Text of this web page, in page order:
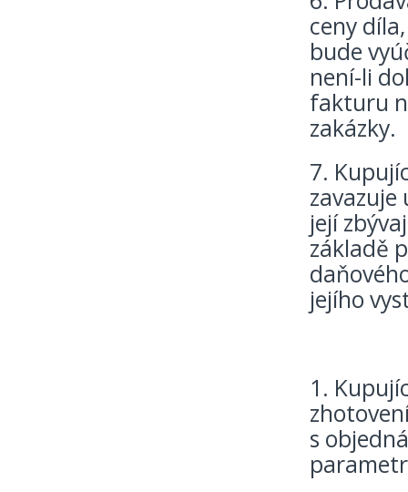
ceny
bude
není-li
fakturu
zakázky.
7.
její
základě
jejího
1.
s